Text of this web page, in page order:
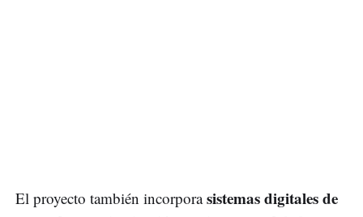
El proyecto también incorporasistemas digitales de